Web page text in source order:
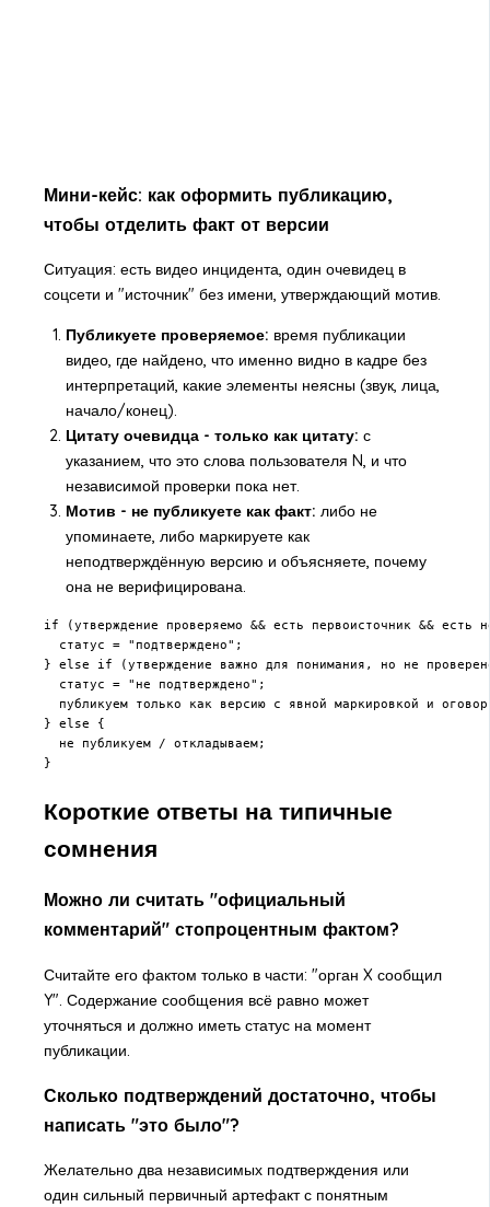
Мини-кейс: как оформить публикацию,
чтобы отделить факт от версии
Ситуация: есть видео инцидента, один очевидец в
соцсети и "источник" без имени, утверждающий мотив.
Публикуете проверяемое: время публикации
видео, где найдено, что именно видно в кадре без
интерпретаций, какие элементы неясны (звук, лица,
начало/конец).
Цитату очевидца - только как цитату: с
указанием, что это слова пользователя N, и что
независимой проверки пока нет.
Мотив - не публикуете как факт: либо не
упоминаете, либо маркируете как
неподтверждённую версию и объясняете, почему
она не верифицирована.
if (утверждение проверяемо && есть первоисточник && есть
  статус = "подтверждено";
} else if (утверждение важно для понимания, но не
  статус = "не подтверждено";
публикуем только как версию с явной маркировкой и
} else {
  не публикуем / откладываем;
}
Короткие ответы на типичные
сомнения
Можно ли считать "официальный
комментарий" стопроцентным фактом?
Считайте его фактом только в части: "орган X сообщил
Y". Содержание сообщения всё равно может
уточняться и должно иметь статус на момент
публикации.
Сколько подтверждений достаточно, чтобы
написать "это было"?
Желательно два независимых подтверждения или
один сильный первичный артефакт с понятным